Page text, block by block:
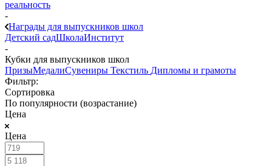
реальность
-
Награды для выпускников школ
Детский садШколаИнститут
-
Кубки для выпускников школ
ПризыМедалиСувениры Текстиль Дипломы и грамоты
Фильтр:
Сортировка
По популярности (возрастание)
Цена
Цена